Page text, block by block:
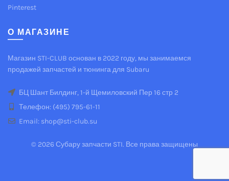
Pinterest
О МАГАЗИНЕ
Магазин STI-CLUB основан в 2022 году, мы занимаемся
продажей запчастей и тюнинга для Subaru
БЦ Шант Билдинг, 1-й Щемиловский Пер 16 стр 2
Телефон: (495) 795-61-11
Email: shop@sti-club.su
© 2026 Субару запчасти STI. Все права защищены